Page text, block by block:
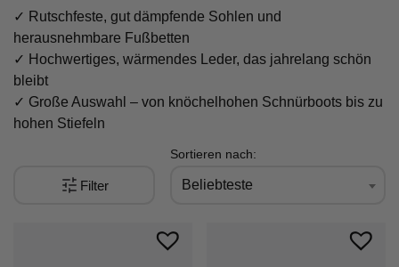
✓ Rutschfeste, gut dämpfende Sohlen und
herausnehmbare Fußbetten
✓ Hochwertiges, wärmendes Leder, das jahrelang schön
bleibt
✓ Große Auswahl – von knöchelhohen Schnürboots bis zu
hohen Stiefeln
Sortieren nach:
Beliebteste
Filter